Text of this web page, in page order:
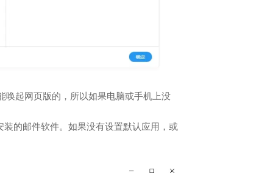
唤起网页版的，所以如果电脑或手机上没
的邮件软件。如果没有设置默认应用，或